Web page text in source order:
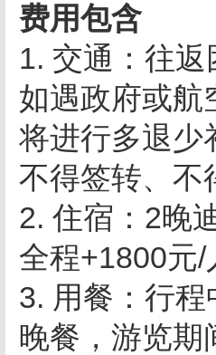
费用包含
1. 交通：往
如遇政府或航
将进行多退少
不得签转、不
2. 住宿：2晚
全程+1800元/
3. 用餐：行
晚餐，游览期